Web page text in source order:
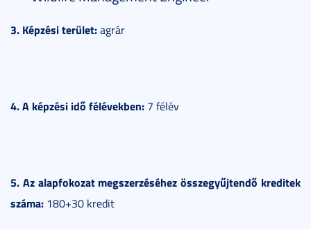
3. Képzési terület:agrár
4. A képzési idő félévekben: 7 félév
5. Az alapfokozat megszerzéséhez összegyűjtendő kreditek
száma: 180+30 kredit